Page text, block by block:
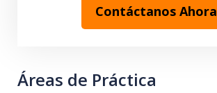
Contáctanos Ahora
Áreas de Práctica